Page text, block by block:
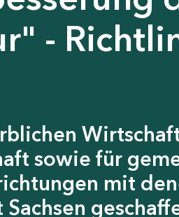
-
sowie für
mit